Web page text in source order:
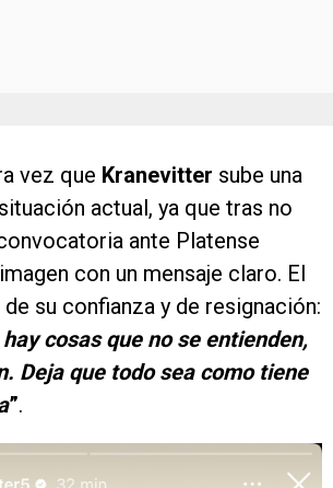
vez que Kranevitter sube una
actual, ya que tras no
ante Platense
con un mensaje claro. El
su confianza y de resignación:
cosas que no se entienden,
Deja que todo sea como tiene
”.